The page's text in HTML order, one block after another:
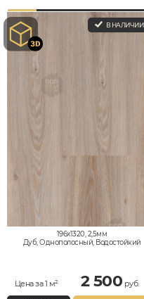
В НАЛИЧИИ
196x1320, 2,5мм
Дуб, Однополосный, Водостойкий
Цена за 1 м² 2 500 руб.